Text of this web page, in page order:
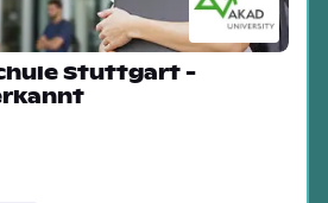
Stuttgart -